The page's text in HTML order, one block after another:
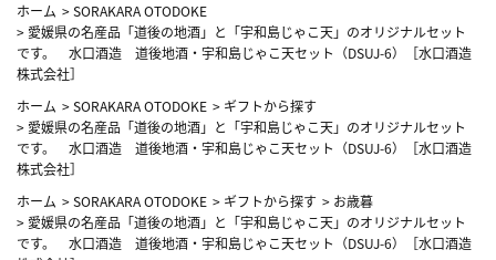
ホーム >SORAKARA OTODOKE
> 愛媛県の名産品「道後の地酒」と「宇和島じゃこ天」のオリジナルセット
です。 水口酒造 道後地酒・宇和島じゃこ天セット（DSUJ-6）［水口酒造
株式会社］
ホーム >SORAKARA OTODOKE > ギフトから探す
> 愛媛県の名産品「道後の地酒」と「宇和島じゃこ天」のオリジナルセット
です。 水口酒造 道後地酒・宇和島じゃこ天セット（DSUJ-6）［水口酒造
株式会社］
ホーム >SORAKARA OTODOKE > ギフトから探す > お歳暮
> 愛媛県の名産品「道後の地酒」と「宇和島じゃこ天」のオリジナルセット
です。 水口酒造 道後地酒・宇和島じゃこ天セット（DSUJ-6）［水口酒造